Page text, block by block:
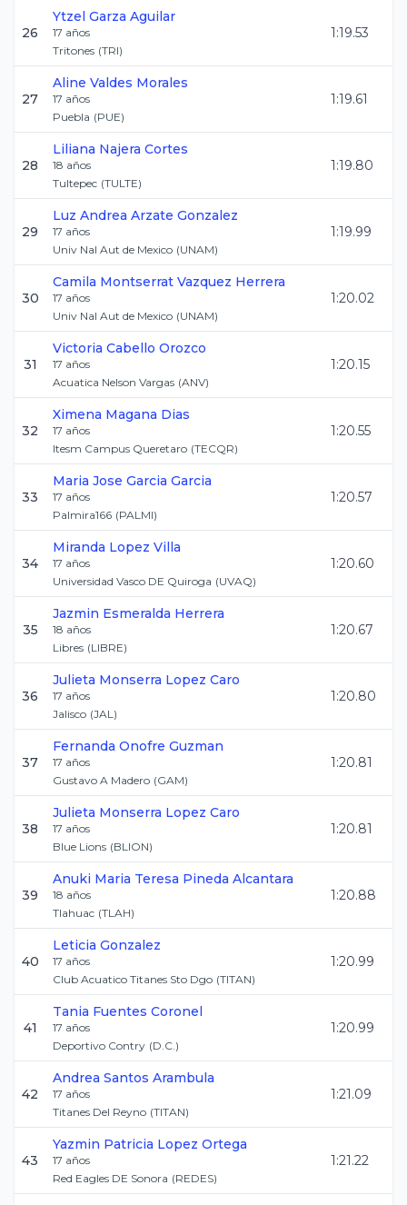
26
Ytzel Garza Aguilar
17 años
Tritones (TRI)
1:19.53
27
Aline Valdes Morales
17 años
Puebla (PUE)
1:19.61
28
Liliana Najera Cortes
18 años
Tultepec (TULTE)
1:19.80
29
Luz Andrea Arzate Gonzalez
17 años
Univ Nal Aut de Mexico (UNAM)
1:19.99
30
Camila Montserrat Vazquez Herrera
17 años
Univ Nal Aut de Mexico (UNAM)
1:20.02
31
Victoria Cabello Orozco
17 años
Acuatica Nelson Vargas (ANV)
1:20.15
32
Ximena Magana Dias
17 años
Itesm Campus Queretaro (TECQR)
1:20.55
33
Maria Jose Garcia Garcia
17 años
Palmira166 (PALMI)
1:20.57
34
Miranda Lopez Villa
17 años
Universidad Vasco DE Quiroga (UVAQ)
1:20.60
35
Jazmin Esmeralda Herrera
18 años
Libres (LIBRE)
1:20.67
36
Julieta Monserra Lopez Caro
17 años
Jalisco (JAL)
1:20.80
37
Fernanda Onofre Guzman
17 años
Gustavo A Madero (GAM)
1:20.81
38
Julieta Monserra Lopez Caro
17 años
Blue Lions (BLION)
1:20.81
39
Anuki Maria Teresa Pineda Alcantara
18 años
Tlahuac (TLAH)
1:20.88
40
Leticia Gonzalez
17 años
Club Acuatico Titanes Sto Dgo (TITAN)
1:20.99
41
Tania Fuentes Coronel
17 años
Deportivo Contry (D.C.)
1:20.99
42
Andrea Santos Arambula
17 años
Titanes Del Reyno (TITAN)
1:21.09
43
Yazmin Patricia Lopez Ortega
17 años
Red Eagles DE Sonora (REDES)
1:21.22